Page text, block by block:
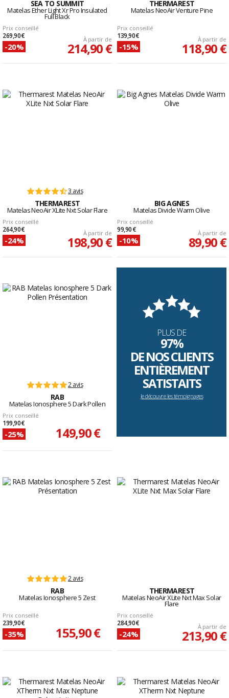
SEA TO SUMMIT
Matelas Ether Light Xr Pro Insulated
Full Black
Prix conseillé
269,90 €
-20%
À partir de
214,90 €
THERMAREST
Matelas NeoAir Venture Pine
Prix conseillé
139,90 €
-15%
À partir de
118,90 €
3 avis
THERMAREST
Matelas NeoAir XLite Nxt Solar Flare
Prix conseillé
264,90 €
-24%
À partir de
198,90 €
BIG AGNES
Matelas Divide Warm Olive
Prix conseillé
99,90 €
-10%
À partir de
89,90 €
2 avis
RAB
Matelas Ionosphere 5 Dark Pollen
Prix conseillé
199,90 €
-25% 149,90 €
PLUS DE
97%
DE NOS CLIENTS
ENTIÈREMENT
SATISTAITS
Je découvre les témoignages
2 avis
RAB
Matelas Ionosphere 5 Zest
Prix conseillé
239,90 €
-35% 155,90 €
THERMAREST
Matelas NeoAir XLite Nxt Max Solar
Flare
Prix conseillé
284,90 €
-24%
À partir de
213,90 €